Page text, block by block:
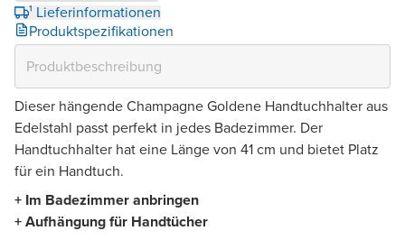
¹ Lieferinformationen
Produktspezifikationen
Dieser hängende Champagne Goldene Handtuchhalter aus
Edelstahl passt perfekt in jedes Badezimmer. Der
Handtuchhalter hat eine Länge von 41 cm und bietet Platz
für ein Handtuch.
+ Im Badezimmer anbringen
+ Aufhängung für Handtücher